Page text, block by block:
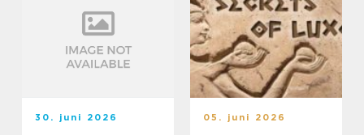
30. juni 2026 05. juni 2026